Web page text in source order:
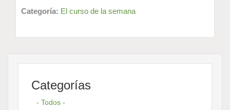
Categoría: El curso de la semana
Categorías
- Todos -